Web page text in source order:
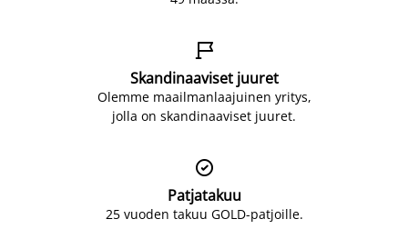

Skandinaaviset juuret
Olemme maailmanlaajuinen yritys,
jolla on skandinaaviset juuret.

Patjatakuu
25 vuoden takuu GOLD-patjoille.